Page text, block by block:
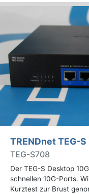
TRENDnet TEG-
TEG-S708
Der TEG-S Desktop
schnellen 10G-Ports.
Kurztest zur Brust